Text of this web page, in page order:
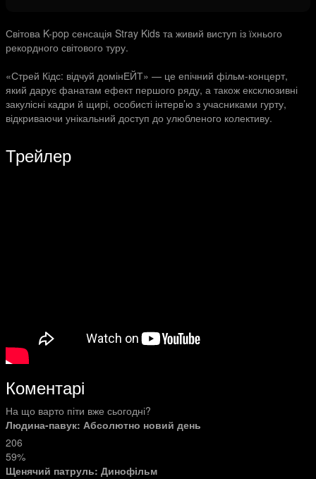
Світова K-pop сенсація Stray Kids та живий виступ із їхнього
рекордного світового туру.
«Стрей Кідс: відчуй домінЕЙТ» — це епічний фільм-концерт,
який дарує фанатам ефект першого ряду, а також ексклюзивні
закулісні кадри й щирі, особисті інтерв’ю з учасниками гурту,
відкриваючи унікальний доступ до улюбленого колективу.
Трейлер
Коментарі
На що варто піти вже сьогодні?
Людина-павук: Абсолютно новий день
206
59%
Щенячий патруль: Динофільм